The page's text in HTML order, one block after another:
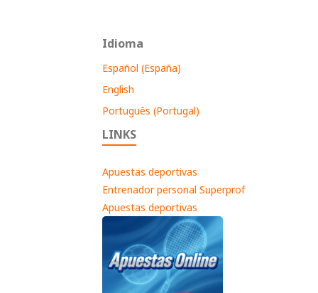
Idioma
Español (España)
English
Português (Portugal)
LINKS
Apuestas deportivas
Entrenador personal Superprof
Apuestas deportivas